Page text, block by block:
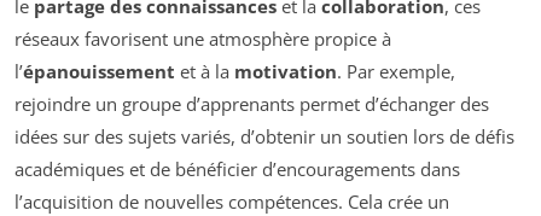
le partage des connaissances et la collaboration, ces
réseaux favorisent une atmosphère propice à
l’épanouissement et à la motivation. Par exemple,
rejoindre un groupe d’apprenants permet d’échanger des
idées sur des sujets variés, d’obtenir un soutien lors de défis
académiques et de bénéficier d’encouragements dans
l’acquisition de nouvelles compétences. Cela crée un